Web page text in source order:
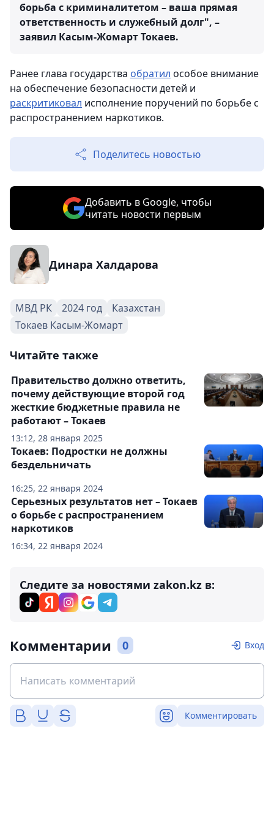
борьба с криминалитетом – ваша прямая
ответственность и служебный долг", –
заявил Касым-Жомарт Токаев.
Ранее глава государства обратил особое внимание
на обеспечение безопасности детей и
раскритиковал исполнение поручений по борьбе с
распространением наркотиков.
Поделитесь новостью
Добавить в Google, чтобы
читать новости первым
Динара Халдарова
МВД РК 2024 год
Казахстан
Токаев Касым-Жомарт
Читайте также
13:12, 28 января 2025
Правительство должно ответить,
почему действующие второй год
жесткие бюджетные правила не
работают – Токаев
16:25, 22 января 2024
Токаев: Подростки не должны
бездельничать
16:34, 22 января 2024
Серьезных результатов нет – Токаев
о борьбе с распространением
наркотиков
Следите за новостями zakon.kz в:
Комментарии 0 Вход
Комментировать